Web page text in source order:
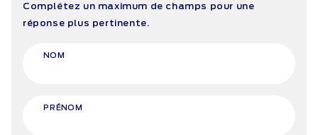
Complétez un maximum de champs pour une
réponse plus pertinente.
NOM
PRÉNOM